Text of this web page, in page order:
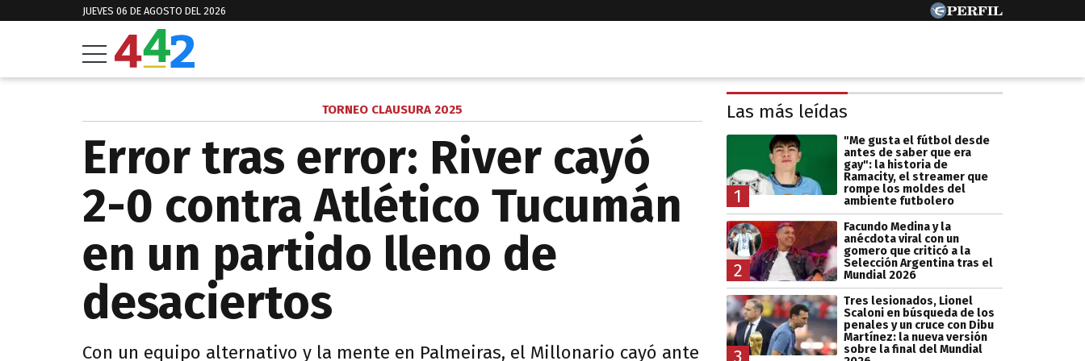
JUEVES 06 DE AGOSTO DEL 2026
TORNEO CLAUSURA 2025
Error tras error: River cayó
2-0 contra Atlético Tucumán
en un partido lleno de
desaciertos
Con un equipo alternativo y la mente en Palmeiras, el Millonario cayó ante
Las más leídas
1
"Me gusta el fútbol desde
antes de saber que era
gay": la historia de
Ramacity, el streamer que
rompe los moldes del
ambiente futbolero
2
Facundo Medina y la
anécdota viral con un
gomero que criticó a la
Selección Argentina tras el
Mundial 2026
3
Tres lesionados, Lionel
Scaloni en búsqueda de los
penales y un cruce con Dibu
Martínez: la nueva versión
sobre la final del Mundial